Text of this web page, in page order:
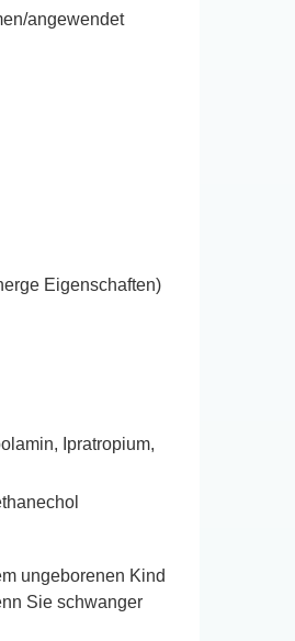
angewendet
Eigenschaften)
Ipratropium,
ungeborenen Kind
Sie schwanger